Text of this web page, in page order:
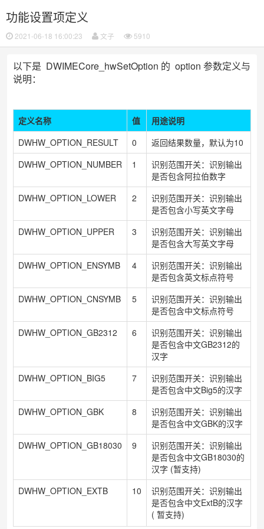
功能设置项定义
2021-06-18 16:00:23 文子 5910
以下是 DWIMECore_hwSetOption 的 option 参数定义与
说明：
定义名称 值
用途说明
DWHW_OPTION_RESULT
0
返回结果数量，默认为10
DWHW_OPTION_NUMBER
1
识别范围开关：识别输出
是否包含阿拉伯数字
DWHW_OPTION_LOWER
2
识别范围开关：识别输出
是否包含小写英文字母
DWHW_OPTION_UPPER
3
识别范围开关：识别输出
是否包含大写英文字母
DWHW_OPTION_ENSYMB
4
识别范围开关：识别输出
是否包含英文标点符号
DWHW_OPTION_CNSYMB
5
识别范围开关：识别输出
是否包含中文标点符号
DWHW_OPTION_GB2312
6
识别范围开关：识别输出
是否包含中文GB2312的
汉字
DWHW_OPTION_BIG5
7
识别范围开关：识别输出
是否包含中文Big5的汉字
DWHW_OPTION_GBK
8
识别范围开关：识别输出
是否包含中文GBK的汉字
DWHW_OPTION_GB18030
9
识别范围开关：识别输出
是否包含中文GB18030的
汉字 (暂支持)
DWHW_OPTION_EXTB
10
识别范围开关：识别输出
是否包含中文ExtB的汉字
( 暂支持)